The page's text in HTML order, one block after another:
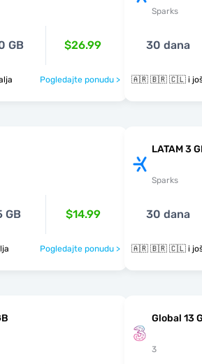
GB $26.99
Pogledajte ponudu >
Sparks
30 dana
🇦🇷
GB $14.99
Pogledajte ponudu >
LATAM 3
Sparks
30 dana
🇦🇷
Global 13
3